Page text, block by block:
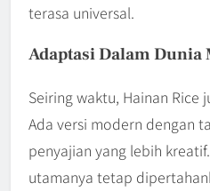
terasa universal.
Adaptasi Dalam Dunia
Seiring waktu, Hainan Rice
Ada versi modern dengan
penyajian yang lebih
utamanya tetap